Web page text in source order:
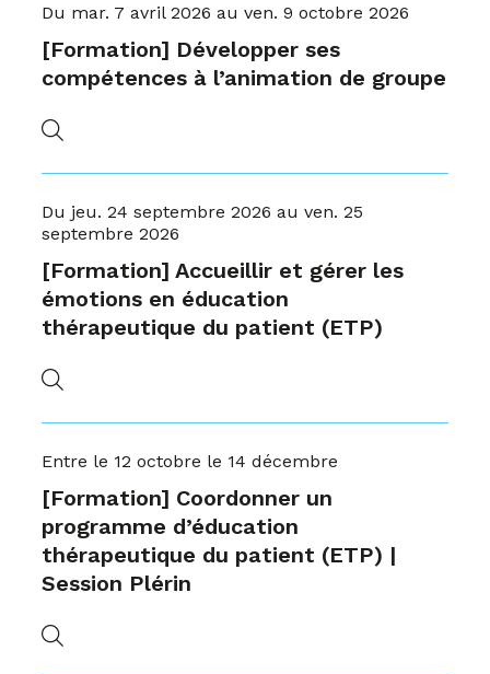
Du mar. 7 avril 2026 au ven. 9 octobre 2026
[Formation] Développer ses
compétences à l’animation de groupe
Du jeu. 24 septembre 2026 au ven. 25
septembre 2026
[Formation] Accueillir et gérer les
émotions en éducation
thérapeutique du patient (ETP)
Entre le 12 octobre le 14 décembre
[Formation] Coordonner un
programme d’éducation
thérapeutique du patient (ETP) |
Session Plérin